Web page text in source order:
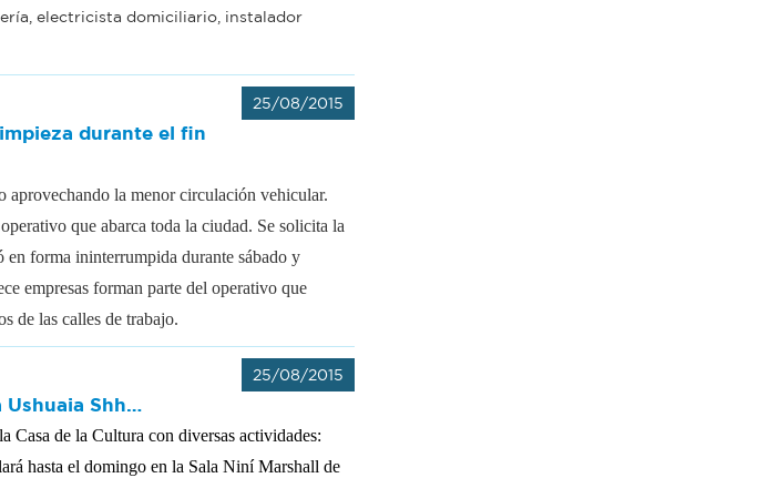
electricista domiciliario, instalador
25/08/2015
durante el fin
aprovechando la menor circulación vehicular.
que abarca toda la ciudad. Se solicita la
en forma ininterrumpida durante sábado y
empresas forman parte del operativo que
de las calles de trabajo.
25/08/2015
Ushuaia Shh…
Casa de la Cultura con diversas actividades:
hasta el domingo en la Sala Niní Marshall de